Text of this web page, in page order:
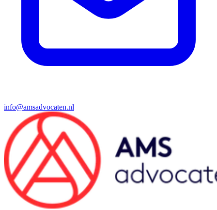
info@amsadvocaten.nl